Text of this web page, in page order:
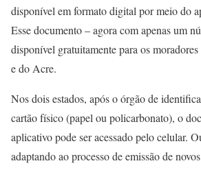
disponível em formato digital por meio do
Esse documento – agora com apenas um
disponível gratuitamente para os
e do Acre.
Nos dois estados, após o órgão de
cartão físico (papel ou policarbonato), o
aplicativo pode ser acessado pelo celular.
adaptando ao processo de emissão de